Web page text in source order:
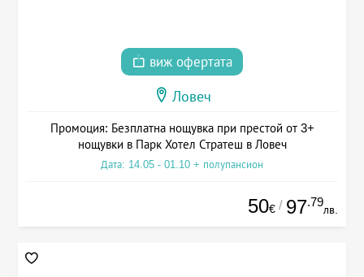
виж офертата
Ловеч
Промоция: Безплатна нощувка при престой от 3+
нощувки в Парк Хотел Стратеш в Ловеч
Дата: 14.05 - 01.10 + полупансион
50€ / 97.79
лв.